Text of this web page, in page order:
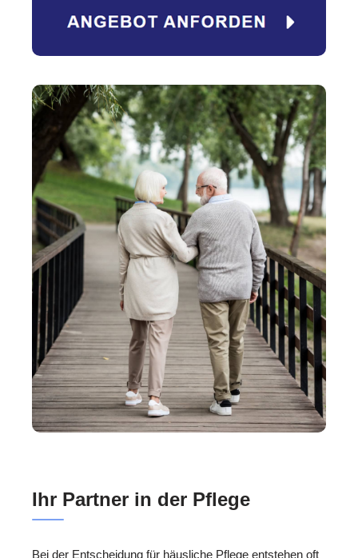
Ihr Partner in der Pflege
Bei der Entscheidung für häusliche Pflege entstehen oft